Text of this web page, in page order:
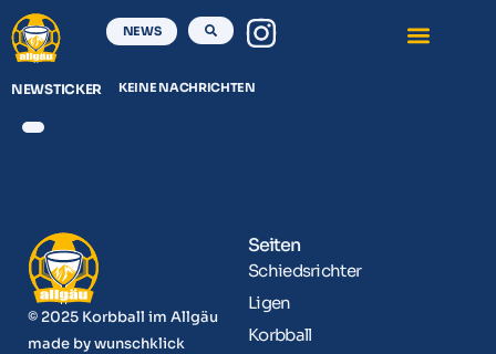
NEWS
NEWSTICKER KEINE NACHRICHTEN
© 2025 Korbball im Allgäu
made bywunschklick
Seiten
Schiedsrichter
Ligen
Korbball